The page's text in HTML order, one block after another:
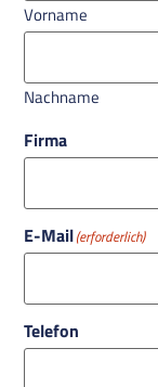
Vorname
Nachname
Firma
E-Mail(erforderlich)
Telefon